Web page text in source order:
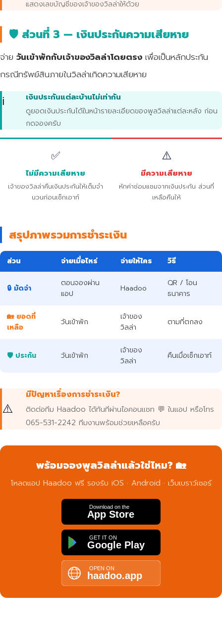
แสดงเลขบัญชีของเจ้าของวิลล่าให้ด้วย
🛡️ ส่วนที่ 3 — เงินประกันความเสียหาย
จ่าย วันเข้าพักกับเจ้าของวิลล่าโดยตรง เพื่อเป็นหลักประกัน
กรณีทรัพย์สินภายในวิลล่าเกิดความเสียหาย
ℹ️ เงินประกันแต่ละบ้านไม่เท่ากัน
ดูยอดเงินประกันได้ในหน้ารายละเอียดของพูลวิลล่าแต่ละหลัง ก่อน
กดจองครับ
✅
ไม่มีความเสียหาย
เจ้าของวิลล่าคืนเงินประกันให้เต็มจำ
นวนก่อนเช็กเอาท์
⚠️
มีความเสียหาย
หักค่าซ่อมแซมจากเงินประกัน ส่วนที่
เหลือคืนให้
สรุปภาพรวมการชำระเงิน
ส่วน จ่ายเมื่อไหร่ จ่ายให้ใคร วิธี
🔒 มัดจำ
ตอนจองผ่าน
แอป
Haadoo
QR / โอน
ธนาคาร
🏡 ยอดที่
เหลือ
วันเข้าพัก
เจ้าของ
วิลล่า
ตามที่ตกลง
🛡️ ประกัน วันเข้าพัก
เจ้าของ
วิลล่า
คืนเมื่อเช็กเอาท์
⚠️
มีปัญหาเรื่องการชำระเงิน?
ติดต่อทีม Haadoo ได้ทันทีผ่านไอคอนแชท 💬 ในแอป หรือโทร
065-531-2242 ทีมงานพร้อมช่วยเหลือครับ
พร้อมจองพูลวิลล่าแล้วใช่ไหม? 🏡
โหลดแอป Haadoo ฟรี รองรับ iOS · Android · เว็บเบราว์เซอร์
Download on the
App Store
GET IT ON
Google Play
OPEN ON
haadoo.app